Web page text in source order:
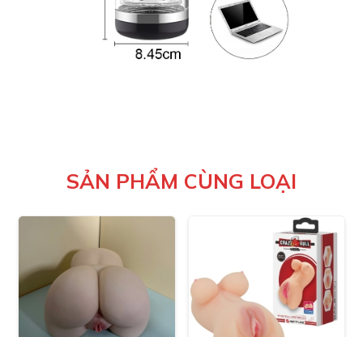
SẢN PHẨM CÙNG LOẠI